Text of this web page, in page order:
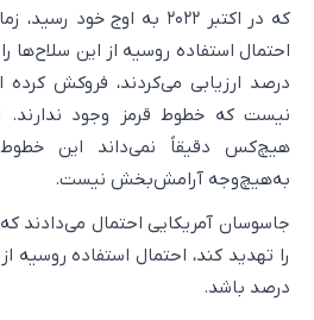
که در اکتبر ۲۰۲۲ به اوج
درصد ارزیابی می‌کردند، فروکش
نیست که خطوط قرمز وجود ندارند.
هیچ‌کس دقیقاً نمی‌داند این
به‌هیچ‌وجه آرامش‌بخش نیست.
جاسوسان آمریکایی احتمال می‌دادند
درصد باشد.